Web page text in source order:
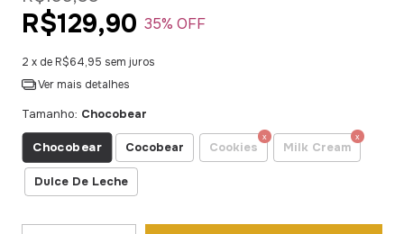
R$129,90 35% OFF
2 x de R$64,95 sem juros
Ver mais detalhes
Tamanho: Chocobear
Chocobear Cocobear Cookies Milk Cream
Dulce De Leche